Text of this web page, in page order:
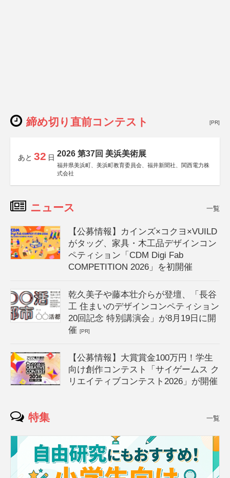
締め切り直前コンテスト [PR]
あと 32 日 2026 第37回 美浜美術展
福井県美浜町、美浜町教育委員会、福井新聞社、関西電力株
式会社
ニュース 一覧
【公募情報】カインズ×コクヨ×VUILD
がタッグ、家具・木工品デザインコン
ペティション「CDM Digi Fab
COMPETITION 2026」を初開催
乾久美子や藤本壮介らが登壇、「長谷
工 住まいのデザインコンペティション
20回記念 特別講演会」が8月19日に開
催[PR]
【公募情報】大賞賞金100万円！学生
向け創作コンテスト「サイゲームス ク
リエイティブコンテスト2026」が開催
特集 一覧